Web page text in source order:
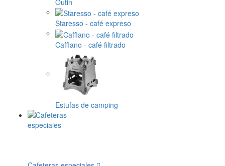
Staresso - café expreso
Cafflano - café filtrado
Estufas de camping